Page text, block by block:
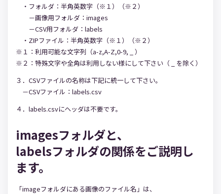
・フォルダ：半角英数字（※１）（※２）
－画像用フォルダ：images
－CSV用フォルダ：labels
・ZIPファイル：半角英数字（※１）（※２）
※１：利用可能な文字列（a-z,A-Z,0-9, _ ）
※２：特殊文字や全角は利用しない様にして下さい（ _ を除く）
３．CSVファイルの名称は下記に統一して下さい。
－CSVファイル：labels.csv
４．labels.csvにヘッダは不要です。
imagesフォルダと、
labelsフォルダの関係をご説明し
ます。
「imageフォルダにある画像のファイル名」は、